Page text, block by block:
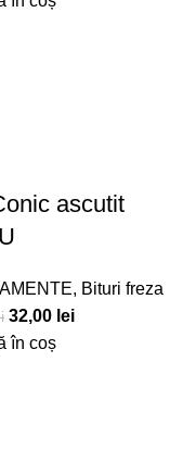
ascutit
, Bituri freza
32,00 lei
în coș